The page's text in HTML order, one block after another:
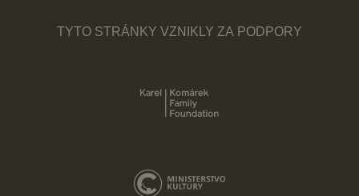
TYTO STRÁNKY VZNIKLY ZA PODPORY